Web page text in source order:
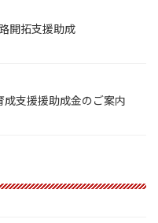
開拓支援助成
成支援援助成金のご案内